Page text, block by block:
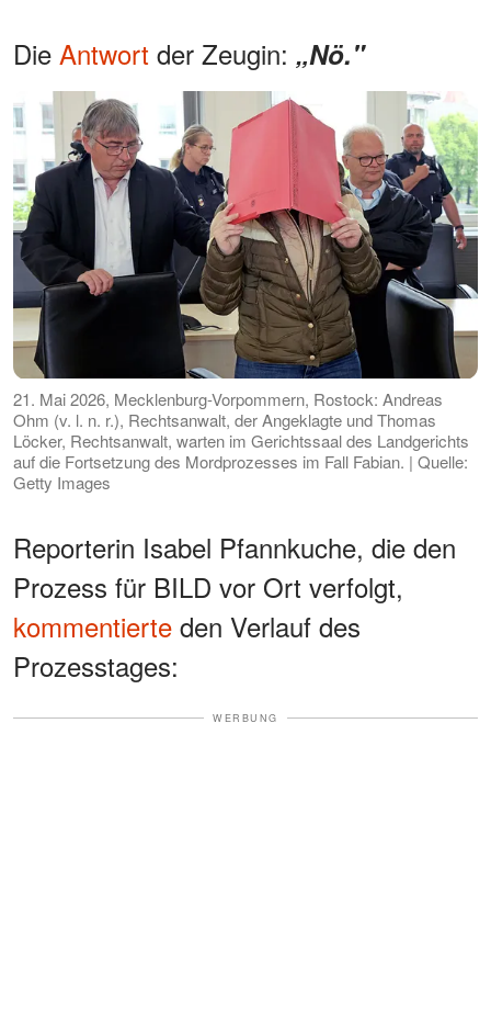
Die Antwort der Zeugin: „Nö."
21. Mai 2026, Mecklenburg-Vorpommern, Rostock: Andreas
Ohm (v. l. n. r.), Rechtsanwalt, der Angeklagte und Thomas
Löcker, Rechtsanwalt, warten im Gerichtssaal des Landgerichts
auf die Fortsetzung des Mordprozesses im Fall Fabian. | Quelle:
Getty Images
Reporterin Isabel Pfannkuche, die den
Prozess für BILD vor Ort verfolgt,
kommentierte den Verlauf des
Prozesstages:
WERBUNG